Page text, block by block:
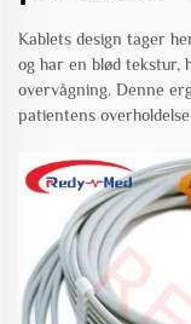
Kablets design tager
og har en blød tekstur,
overvågning. Denne
patientens